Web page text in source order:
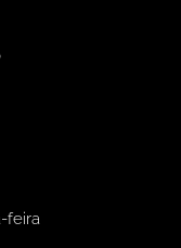
feira